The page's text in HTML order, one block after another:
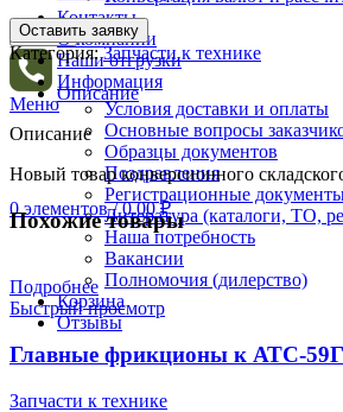
Search
Меню
0элементов / 0.00₽
Контакты
О компании
Наши отгрузки
Информация
Условия доставки и оплаты
Основные вопросы
Образцы документов
Поздравления
Регистрационные
Литература (каталоги, ТО,
Наша потребность
Вакансии
Полномочия (дилерство)
Корзина
Отзывы
Оставить заявку
Категория: Запчасти к технике
Описание
Описание
Новый товар конверсионного
Похожие товары
Подробнее
Быстрый просмотр
Главные фрикционы к АТС-59Г
Запчасти к технике